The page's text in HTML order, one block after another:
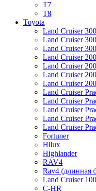
T7
T8
Toyota
Land Cruiser
Land Cruiser
Land Cruiser
Land Cruiser 200
Land Cruiser
Land Cruiser
Land Cruiser
Land Cruiser
Land Cruiser
Land Cruiser
Land Cruiser
Land Cruiser
Fortuner
Hilux
Highlander
RAV4
Rav4 (длинная
Land Cruiser 100
C-HR